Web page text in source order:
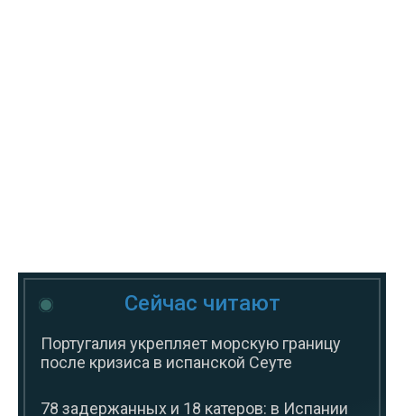
Сейчас читают
Португалия укрепляет морскую границу
после кризиса в испанской Сеуте
78 задержанных и 18 катеров: в Испании